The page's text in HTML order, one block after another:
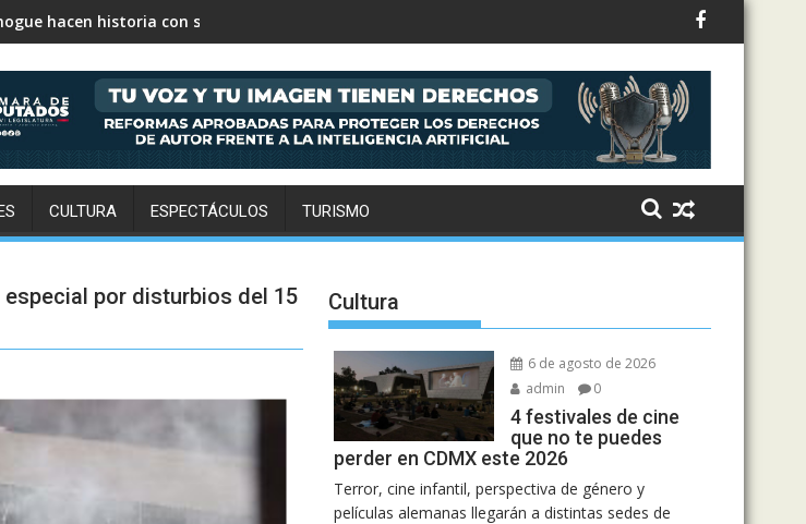
de No me arrepiento de sentir tanto: Drake, Bruno Mars y más estrellas se suman al álbum
CULTURA ESPECTÁCULOS TURISMO
por disturbios del 15
Cultura
6 de agosto de 2026
admin
0
4 festivales de cine
que no te puedes
perder en CDMX este 2026
Terror, cine infantil, perspectiva de género y
películas alemanas llegarán a distintas sedes de